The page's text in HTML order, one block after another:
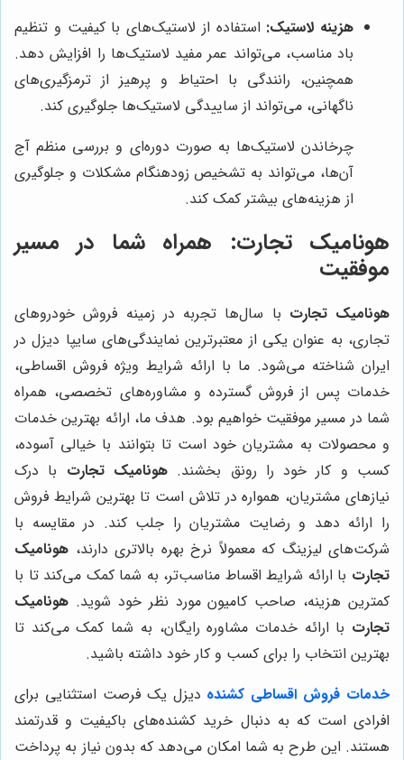
هزینه لاستیک: استفاده از لاستیک‌های با کیفیت و تنظیم
باد مناسب، می‌تواند عمر مفید لاستیک‌ها را افزایش دهد.
همچنین، رانندگی با احتیاط و پرهیز از ترمزگیری‌های
ناگهانی، می‌تواند از ساییدگی لاستیک‌ها جلوگیری کند.
چرخاندن لاستیک‌ها به صورت دوره‌ای و بررسی منظم آج
آن‌ها، می‌تواند به تشخیص زودهنگام مشکلات و جلوگیری
از هزینه‌های بیشتر کمک کند.
هونامیک تجارت: همراه شما در مسیر
موفقیت
هونامیک تجارت با سال‌ها تجربه در زمینه فروش خودروهای
تجاری، به عنوان یکی از معتبرترین نمایندگی‌های سایپا دیزل در
ایران شناخته می‌شود. ما با ارائه شرایط ویژه فروش اقساطی،
خدمات پس از فروش گسترده و مشاوره‌های تخصصی، همراه
شما در مسیر موفقیت خواهیم بود. هدف ما، ارائه بهترین خدمات
و محصولات به مشتریان خود است تا بتوانند با خیالی آسوده،
کسب و کار خود را رونق بخشند.هونامیک تجارت با درک
نیازهای مشتریان، همواره در تلاش است تا بهترین شرایط فروش
را ارائه دهد و رضایت مشتریان را جلب کند. در مقایسه با
شرکت‌های لیزینگ که معمولاً نرخ بهره بالاتری دارند، هونامیک
تجارت با ارائه شرایط اقساط مناسب‌تر، به شما کمک می‌کند تا با
کمترین هزینه، صاحب کامیون مورد نظر خود شوید. هونامیک
تجارت با ارائه خدمات مشاوره رایگان، به شما کمک می‌کند تا
بهترین انتخاب را برای کسب و کار خود داشته باشید.
خدمات فروش اقساطی کشنده دیزل یک فرصت استثنایی برای
افرادی است که به دنبال خرید کشنده‌های باکیفیت و قدرتمند
هستند. این طرح به شما امکان می‌دهد که بدون نیاز به پرداخت